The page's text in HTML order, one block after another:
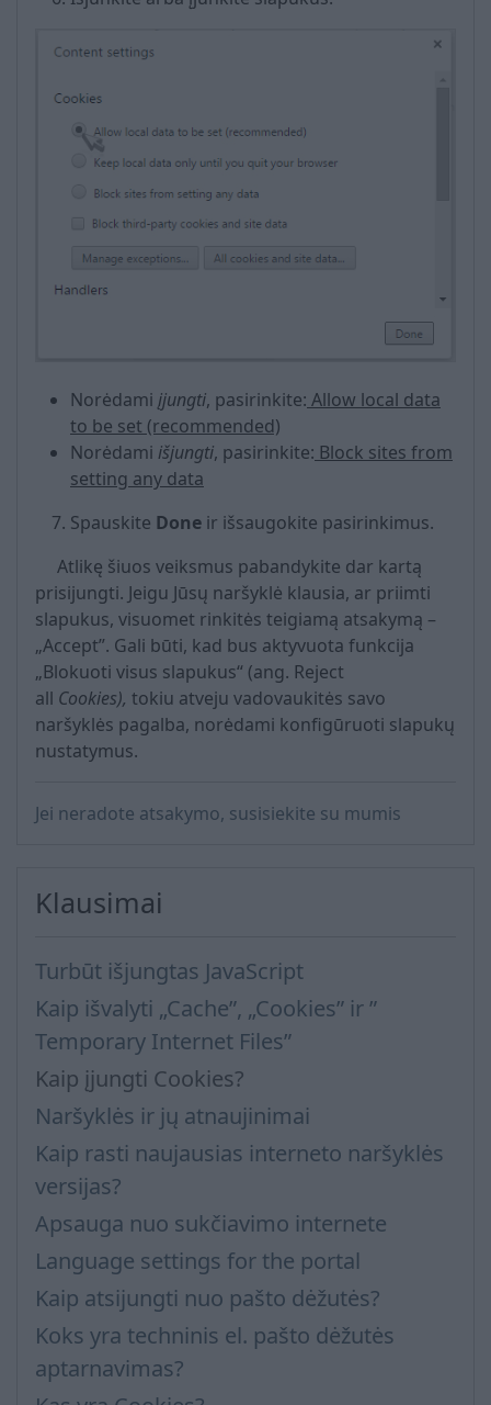
Norėdami įjungti, pasirinkite: Allow local data
to be set (recommended)
Norėdami išjungti, pasirinkite: Block sites from
setting any data
Spauskite Done ir išsaugokite pasirinkimus.
Atlikę šiuos veiksmus pabandykite dar kartą
prisijungti. Jeigu Jūsų naršyklė klausia, ar priimti
slapukus, visuomet rinkitės teigiamą atsakymą –
„Accept”. Gali būti, kad bus aktyvuota funkcija
„Blokuoti visus slapukus“ (ang. Reject
all Cookies), tokiu atveju vadovaukitės savo
naršyklės pagalba, norėdami konfigūruoti slapukų
nustatymus.
Jei neradote atsakymo, susisiekite su mumis
Klausimai
Turbūt išjungtas JavaScript
Kaip išvalyti „Cache”, „Cookies” ir ”
Temporary Internet Files”
Kaip įjungti Cookies?
Naršyklės ir jų atnaujinimai
Kaip rasti naujausias interneto naršyklės
versijas?
Apsauga nuo sukčiavimo internete
Language settings for the portal
Kaip atsijungti nuo pašto dėžutės?
Koks yra techninis el. pašto dėžutės
aptarnavimas?